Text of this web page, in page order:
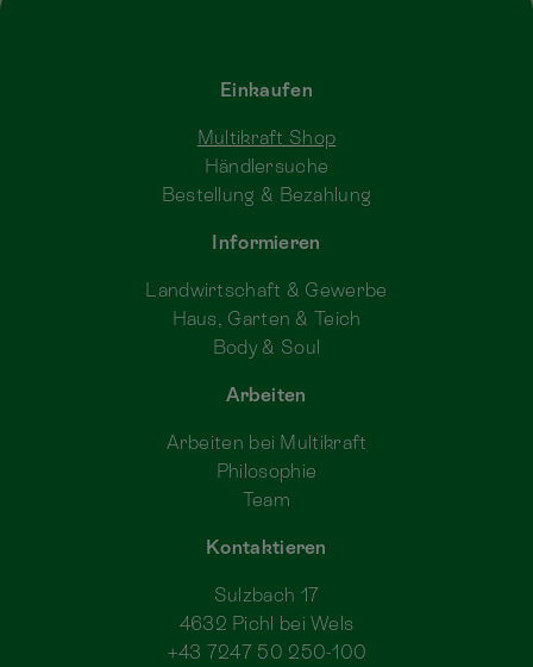
Einkaufen
Multikraft Shop
Händlersuche
Bestellung & Bezahlung
Informieren
Landwirtschaft & Gewerbe
Haus, Garten & Teich
Body & Soul
Arbeiten
Arbeiten bei Multikraft
Philosophie
Team
Kontaktieren
Sulzbach 17
4632 Pichl bei Wels
+43 7247 50 250-100